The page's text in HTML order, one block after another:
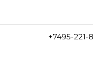
+7495-221-